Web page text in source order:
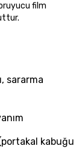
film
sararma
kabuğu